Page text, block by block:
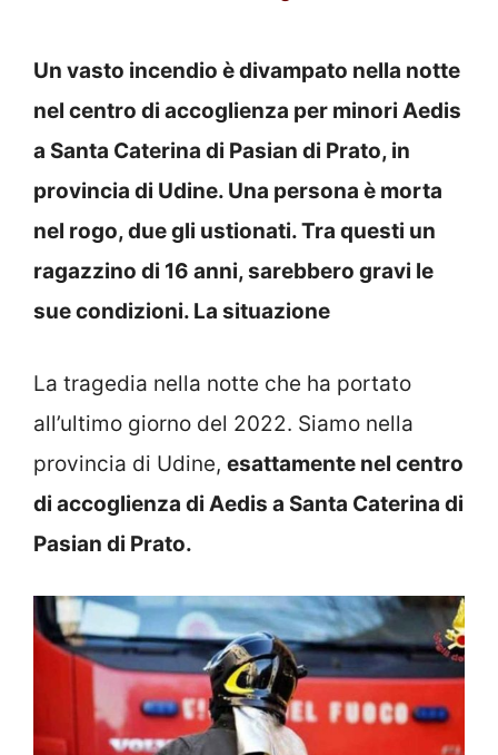
Un vasto incendio è divampato nella notte
nel centro di accoglienza per minori Aedis
a Santa Caterina di Pasian di Prato, in
provincia di Udine. Una persona è morta
nel rogo, due gli ustionati. Tra questi un
ragazzino di 16 anni, sarebbero gravi le
sue condizioni. La situazione
La tragedia nella notte che ha portato
all’ultimo giorno del 2022. Siamo nella
provincia di Udine, esattamente nel centro
di accoglienza di Aedis a Santa Caterina di
Pasian di Prato.